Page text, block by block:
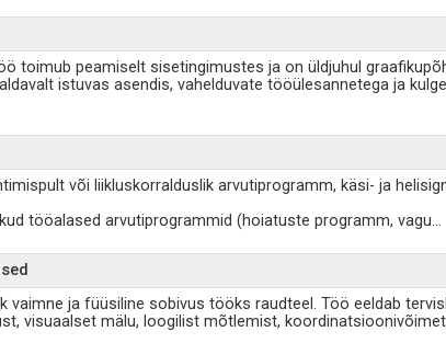
toimub peamiselt sisetingimustes ja on üldjuhul
istuvas asendis, vahelduvate tööülesannetega ja
või liikluskorralduslik arvutiprogramm, käsi- ja
tööalased arvutiprogrammid (hoiatuste programm, vagu...
vaimne ja füüsiline sobivus tööks raudteel. Töö eeldab
visuaalset mälu, loogilist mõtlemist,